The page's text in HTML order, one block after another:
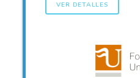
VER DETALLES